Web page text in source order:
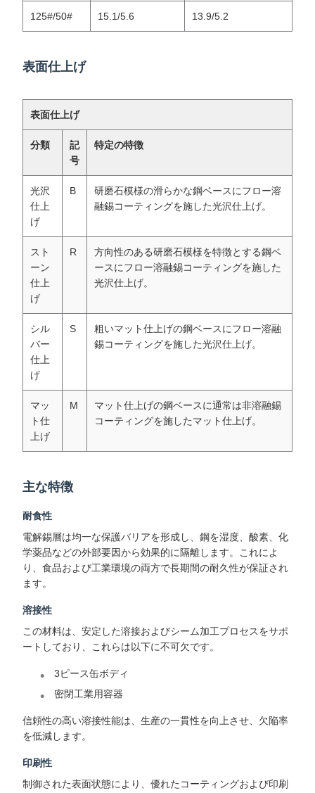
125#/50# 15.1/5.6 13.9/5.2
表面仕上げ
表面仕上げ
分類
記
号
特定の特徴
光沢
仕上
げ
B
研磨石模様の滑らかな鋼ベースにフロー溶
融錫コーティングを施した光沢仕上げ。
スト
ーン
仕上
げ
R
方向性のある研磨石模様を特徴とする鋼ベ
ースにフロー溶融錫コーティングを施した
光沢仕上げ。
シル
バー
仕上
げ
S
粗いマット仕上げの鋼ベースにフロー溶融
錫コーティングを施した光沢仕上げ。
マッ
ト仕
上げ
M
マット仕上げの鋼ベースに通常は非溶融錫
コーティングを施したマット仕上げ。
主な特徴
耐食性
電解錫層は均一な保護バリアを形成し、鋼を湿度、酸素、化
学薬品などの外部要因から効果的に隔離します。これによ
り、食品および工業環境の両方で長期間の耐久性が保証され
ます。
溶接性
この材料は、安定した溶接およびシーム加工プロセスをサポ
ートしており、これらは以下に不可欠です。
3ピース缶ボディ
密閉工業用容器
信頼性の高い溶接性能は、生産の一貫性を向上させ、欠陥率
を低減します。
印刷性
制御された表面状態により、優れたコーティングおよび印刷